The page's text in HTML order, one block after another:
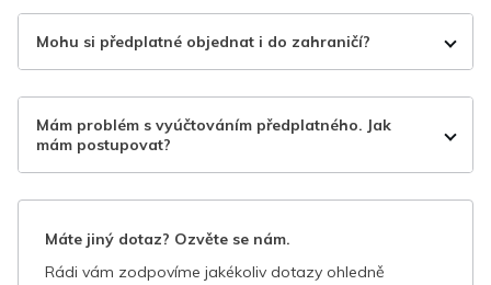
Mohu si předplatné objednat i do zahraničí?
Mám problém s vyúčtováním předplatného. Jak
mám postupovat?
Máte jiný dotaz? Ozvěte se nám.
Rádi vám zodpovíme jakékoliv dotazy ohledně